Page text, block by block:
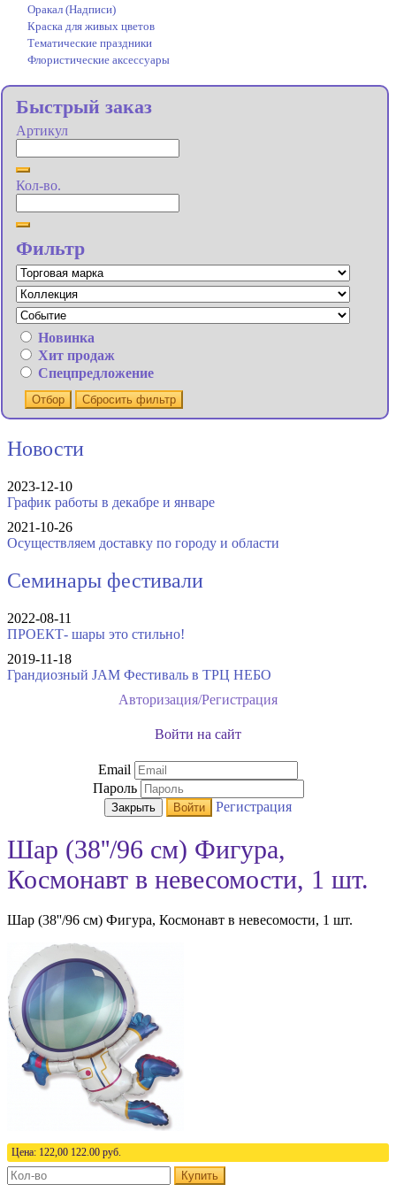
Оракал (Надписи)
Краска для живых цветов
Тематические праздники
Флористические аксессуары
Быстрый заказ
Артикул
Кол-во.
Фильтр
Новинка
Хит продаж
Спецпредложение
Отбор Сбросить фильтр
Новости
2023-12-10
График работы в декабре и январе
2021-10-26
Осуществляем доставку по городу и области
Семинары фестивали
2022-08-11
ПРОЕКТ- шары это стильно!
2019-11-18
Грандиозный JAM Фестиваль в ТРЦ НЕБО
Авторизация/Регистрация
Войти на сайт
Email
Пароль
Закрыть Войти Регистрация
Шар (38''/96 см) Фигура,
Космонавт в невесомости, 1 шт.
Шар (38''/96 см) Фигура, Космонавт в невесомости, 1 шт.
Цена: 122,00 122.00 руб.
Купить